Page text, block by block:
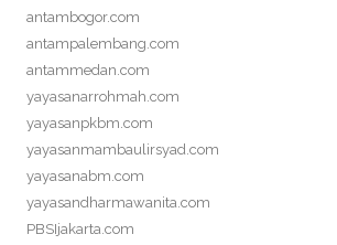
antambogor.com
antampalembang.com
antammedan.com
yayasanarrohmah.com
yayasanpkbm.com
yayasanmambaulirsyad.com
yayasanabm.com
yayasandharmawanita.com
PBSIjakarta.com